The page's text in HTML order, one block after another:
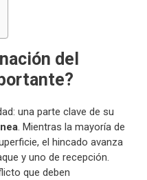
del
una parte clave de su
. Mientras la mayoría de
el hincado avanza
y uno de recepción.
que deben